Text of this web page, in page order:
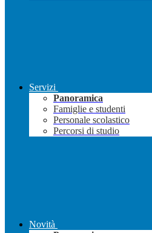
Servizi
Panoramica
Famiglie e studenti
Personale scolastico
Percorsi di studio
Novità